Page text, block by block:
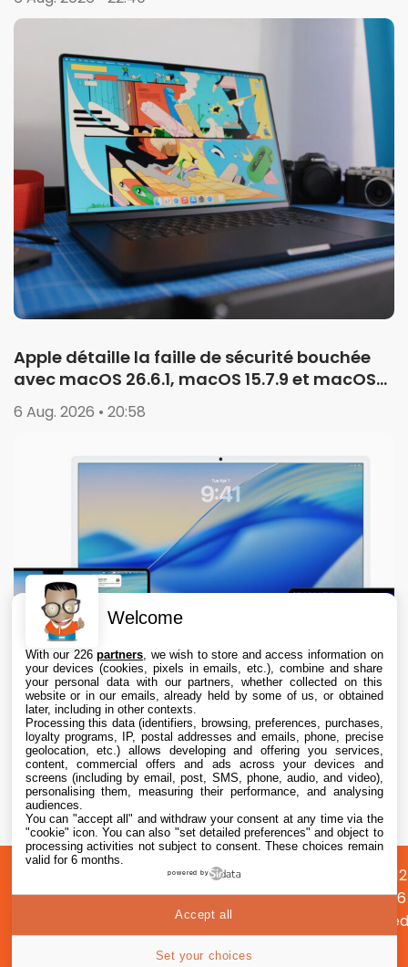
Apple détaille la faille de sécurité bouchée
avec macOS 26.6.1, macOS 15.7.9 et macOS
14.8.9
6 Aug. 2026 • 20:58
macOS 26.6.1 est disponible, avec macOS
15.7.9 et macOS 14.8.9
6 Aug. 2026 • 19:55
propos
Préférences
cookies
Confidentialité
©
2026
|
Welcome
With our 226partners , we wish to store and access information on
your devices (cookies, pixels in emails, etc.), combine and share
your personal data with our partners, whether collected on this
website or in our emails, already held by some of us, or obtained
later, including in other contexts.
Processing this data (identifiers, browsing, preferences, purchases,
loyalty programs, IP, postal addresses and emails, phone, precise
geolocation, etc.) allows developing and offering you services,
content, commercial offers and ads across your devices and
screens (including by email, post, SMS, phone, audio, and video),
personalising them, measuring their performance, and analysing
audiences.
You can "accept all" and withdraw your consent at any time via the
"cookie" icon. You can also "set detailed preferences" and object to
processing activities not subject to consent. These choices remain
valid for 6 months.
powered by
Set your choices
Accept all